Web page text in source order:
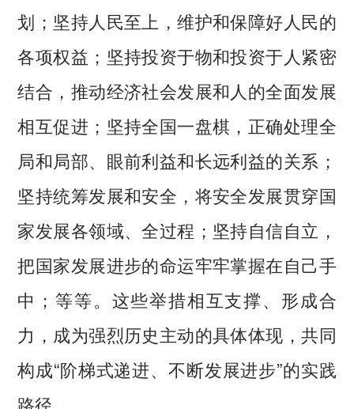
划；坚持人民至上，维护和保障好人民的
各项权益；坚持投资于物和投资于人紧密
结合，推动经济社会发展和人的全面发展
相互促进；坚持全国一盘棋，正确处理全
局和局部、眼前利益和长远利益的关系；
坚持统筹发展和安全，将安全发展贯穿国
家发展各领域、全过程；坚持自信自立，
把国家发展进步的命运牢牢掌握在自己手
中；等等。这些举措相互支撑、形成合
力，成为强烈历史主动的具体体现，共同
构成“阶梯式递进、不断发展进步”的实践
路径。